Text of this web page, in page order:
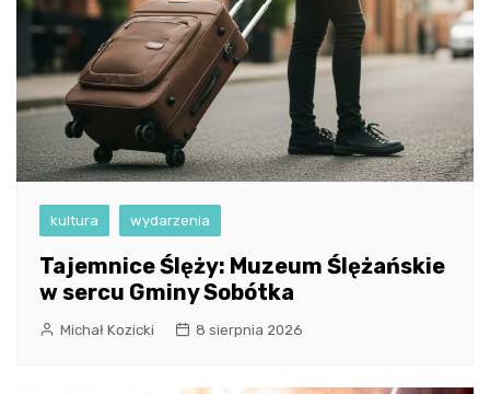
kultura wydarzenia
Tajemnice Ślęży: Muzeum Ślężańskie
w sercu Gminy Sobótka
Michał Kozicki 8 sierpnia 2026